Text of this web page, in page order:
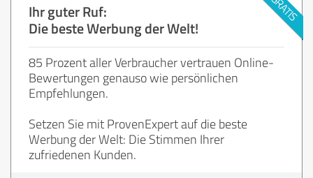
Ihr guter Ruf:
Die beste Werbung der Welt!
85 Prozent aller Verbraucher vertrauen Online-
Bewertungen genauso wie persönlichen
Empfehlungen.
Setzen Sie mit ProvenExpert auf die beste
Werbung der Welt: Die Stimmen Ihrer
zufriedenen Kunden.